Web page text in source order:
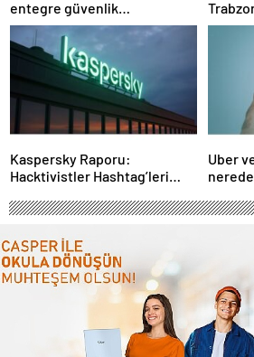
entegre güvenlik
sistemlerine önem artacak”-
Haber Şafak
Esti!-
Kaspersky Raporu:
Hacktivistler Hashtag’leri
Kullanıyor, 2025’te
Çıkıyor- Haber Şafak
Uber